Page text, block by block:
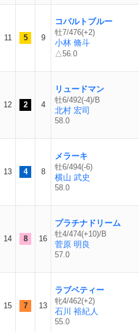
11 5 9
コバルトブルー
牡7/476(+2)
小林 脩斗
△56.0
12 2 4
リュードマン
牡6/492(-4)/B
北村 宏司
58.0
13 4 8
メラーキ
牡6/494(-6)
横山 武史
58.0
14 8 16
プラチナドリーム
牡4/474(+10)/B
菅原 明良
57.0
15 7 13
ラブベティー
牝4/462(+2)
石川 裕紀人
55.0